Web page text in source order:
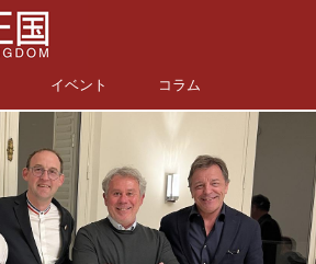
イベント コラム